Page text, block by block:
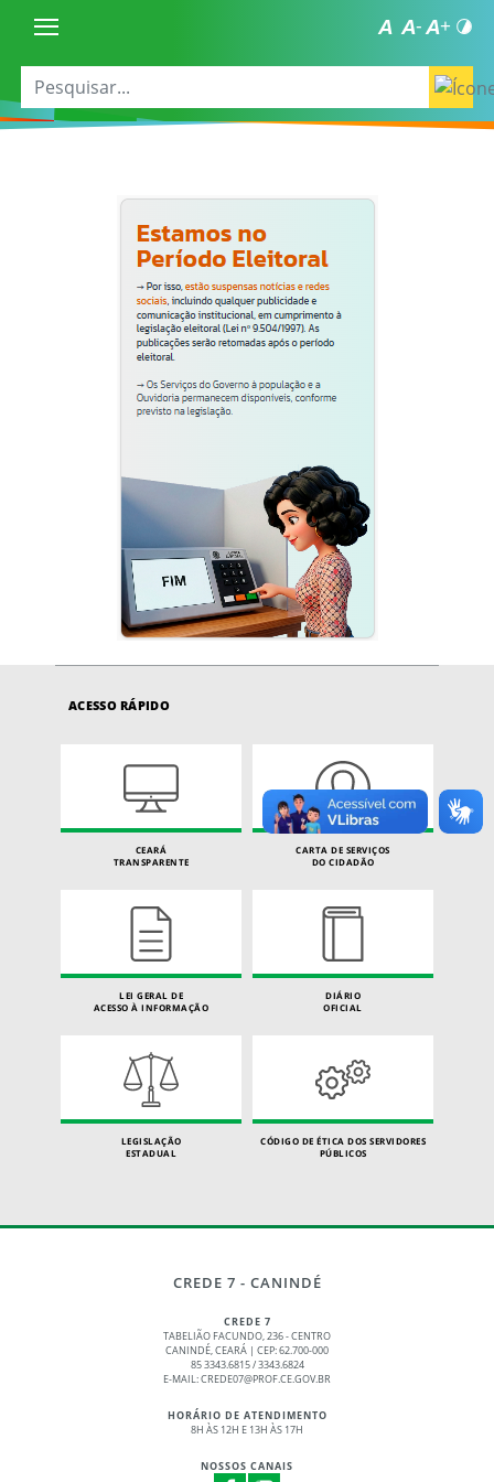
ACESSO RÁPIDO
CEARÁ
TRANSPARENTE
CARTA DE SERVIÇOS
DO CIDADÃO
LEI GERAL DE
ACESSO À INFORMAÇÃO
DIÁRIO
OFICIAL
LEGISLAÇÃO
ESTADUAL
CÓDIGO DE ÉTICA DOS SERVIDORES
PÚBLICOS
CREDE 7 - CANINDÉ
CREDE 7
TABELIÃO FACUNDO, 236 - CENTRO
CANINDÉ, CEARÁ | CEP: 62.700-000
85 3343.6815 / 3343.6824
E-MAIL: CREDE07@PROF.CE.GOV.BR
HORÁRIO DE ATENDIMENTO
8H ÀS 12H E 13H ÀS 17H
NOSSOS CANAIS